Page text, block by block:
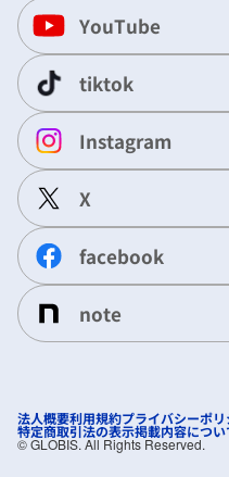
YouTube
tiktok
Instagram
X
facebook
note
法人概要利用規約プライバシーポリ
特定商取引法の表示掲載内容につい
©︎ GLOBIS. All Rights Reserved.